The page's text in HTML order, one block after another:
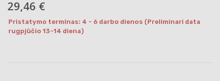
29,46 €
Pristatymo terminas: 4 - 6 darbo dienos (Preliminari data
rugpjūčio 13-14 diena)